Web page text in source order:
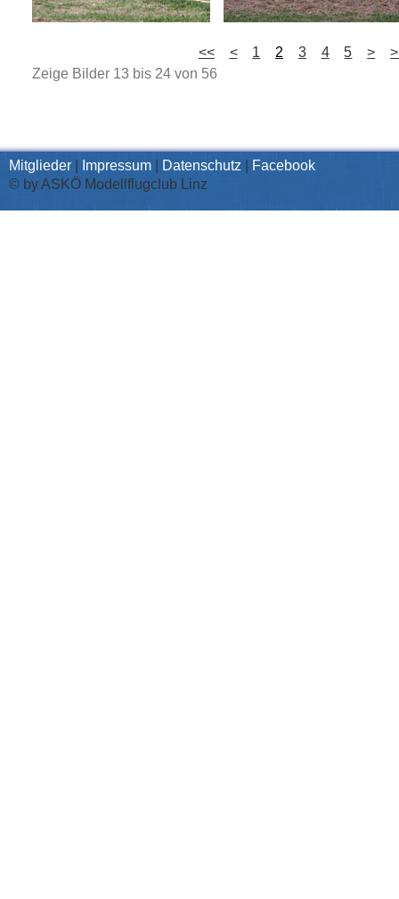
<< < 1 2 3 4 5 >
Zeige Bilder 13 bis 24 von 56
Mitglieder Impressum Datenschutz
Facebook
© by ASKÖ Modellflugclub Linz